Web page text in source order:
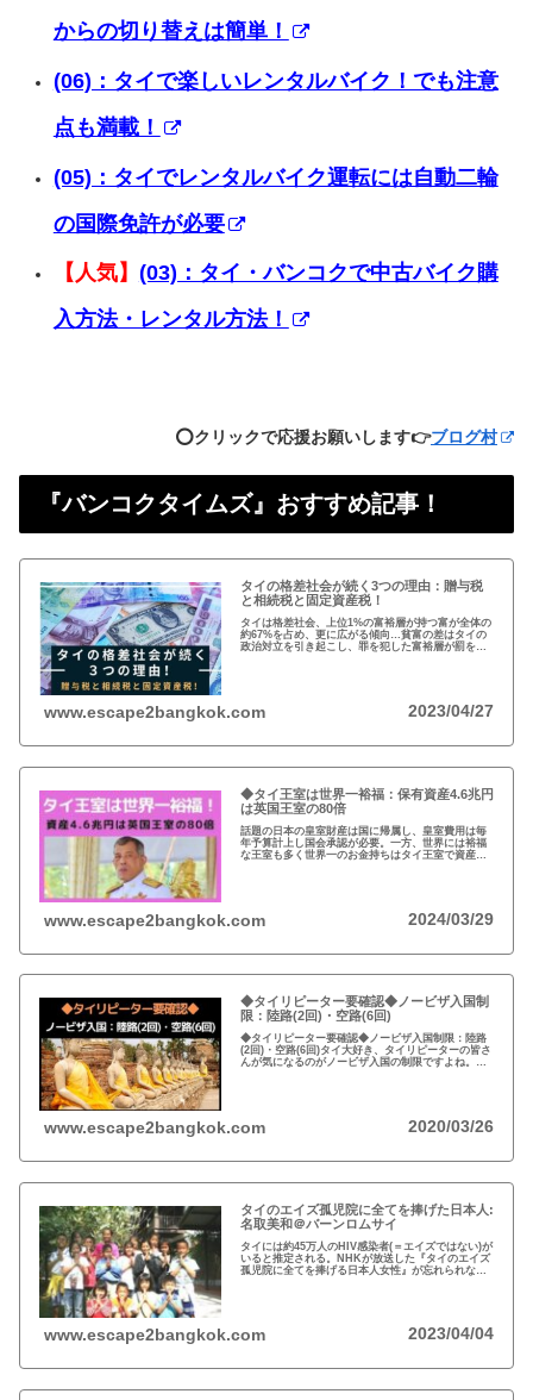
からの切り替えは簡単！
(06)：タイで楽しいレンタルバイク！でも注意
点も満載！
(05)：タイでレンタルバイク運転には自動二輪
の国際免許が必要
【人気】 (03)：タイ・バンコクで中古バイク購
入方法・レンタル方法！
⭕️クリックで応援お願いします👉ブログ村
『バンコクタイムズ』おすすめ記事！
タイの格差社会が続く3つの理由：贈与税
と相続税と固定資産税！
タイは格差社会、上位1%の富裕層が持つ富が全体の
約67%を占め、更に広がる傾向…貧富の差はタイの
政治対立を引き起こし、罪を犯した富裕層が罰を免
www.escape2bangkok.com 2023/04/27
◆タイ王室は世界一裕福：保有資産4.6兆円
は英国王室の80倍
話題の日本の皇室財産は国に帰属し、皇室費用は毎
年予算計上し国会承認が必要。一方、世界には裕福
な王室も多く世界一のお金持ちはタイ王室で資産は
www.escape2bangkok.com 2024/03/29
◆タイリピーター要確認◆ノービザ入国制
限：陸路(2回)・空路(6回)
◆タイリピーター要確認◆ノービザ入国制限：陸路
(2回)・空路(6回)タイ大好き、タイリピーターの皆さ
んが気になるのがノービザ入国の制限ですよね。近
www.escape2bangkok.com 2020/03/26
タイのエイズ孤児院に全てを捧げた日本人:
名取美和＠バーンロムサイ
タイには約45万人のHIV感染者(＝エイズではない)が
いると推定される。NHKが放送した『タイのエイズ
孤児院に全てを捧げる日本人女性』が忘れられな
www.escape2bangkok.com 2023/04/04